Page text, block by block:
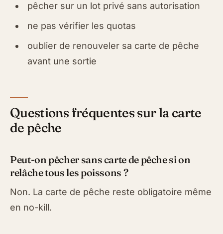
pêcher sur un lot privé sans autorisation
ne pas vérifier les quotas
oublier de renouveler sa carte de pêche
avant une sortie
Questions fréquentes sur la carte
de pêche
Peut-on pêcher sans carte de pêche si on
relâche tous les poissons ?
Non. La carte de pêche reste obligatoire même
en no-kill.